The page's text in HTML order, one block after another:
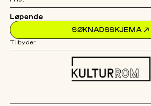
Løpende
SØKNADSSKJEMA ↗
Tilbyder